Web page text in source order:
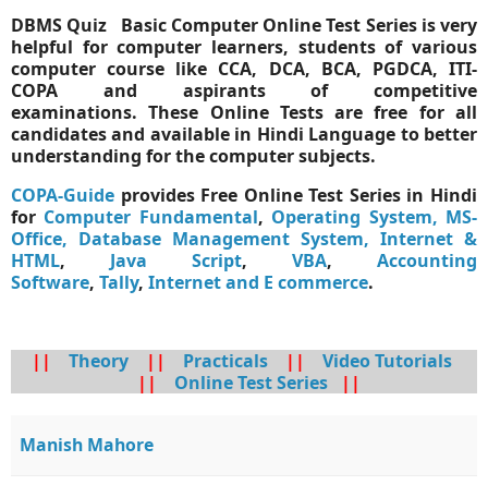
DBMS Quiz Basic Computer Online Test Series is very
helpful for computer learners, students of various
computer course like CCA, DCA, BCA, PGDCA, ITI-
COPA and aspirants of competitive
examinations. These Online Tests are free for all
candidates and available in Hindi Language to better
understanding for the computer subjects.
COPA-Guide provides Free Online Test Series in Hindi
for Computer Fundamental, Operating System, MS-
Office, Database Management System, Internet &
HTML, Java Script, VBA, Accounting
Software, Tally, Internet and E commerce.
|| Theory || Practicals ||
Video Tutorials
||
Online Test Series ||
Manish Mahore